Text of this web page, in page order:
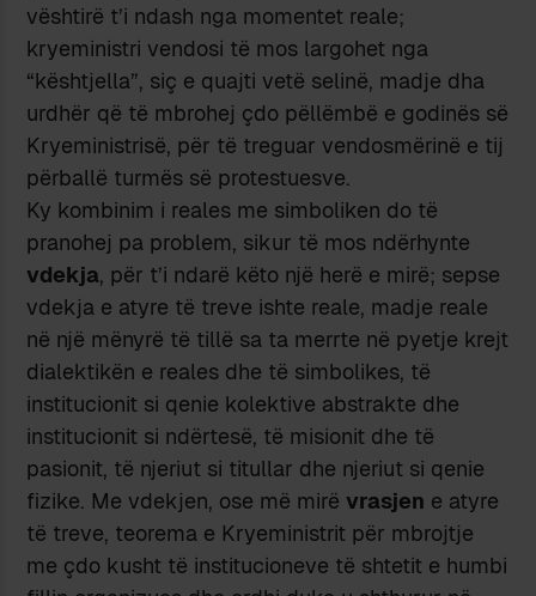
vështirë t’i ndash nga momentet reale;
kryeministri vendosi të mos largohet nga
“kështjella”, siç e quajti vetë selinë, madje dha
urdhër që të mbrohej çdo pëllëmbë e godinës së
Kryeministrisë, për të treguar vendosmërinë e tij
përballë turmës së protestuesve.
Ky kombinim i reales me simboliken do të
pranohej pa problem, sikur të mos ndërhynte
vdekja, për t’i ndarë këto një herë e mirë; sepse
vdekja e atyre të treve ishte reale, madje reale
në një mënyrë të tillë sa ta merrte në pyetje krejt
dialektikën e reales dhe të simbolikes, të
institucionit si qenie kolektive abstrakte dhe
institucionit si ndërtesë, të misionit dhe të
pasionit, të njeriut si titullar dhe njeriut si qenie
fizike. Me vdekjen, ose më mirëvrasjen e atyre
të treve, teorema e Kryeministrit për mbrojtje
me çdo kusht të institucioneve të shtetit e humbi